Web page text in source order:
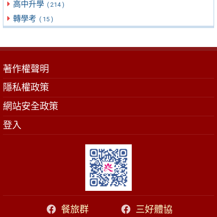
高中升學 ( 214 )
轉學考 ( 15 )
著作權聲明
隱私權政策
網站安全政策
登入
餐旅群 三好體協